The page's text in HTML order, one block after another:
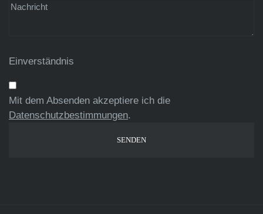
Einverständnis
Mit dem Absenden akzeptiere ich die
Datenschutzbestimmungen.